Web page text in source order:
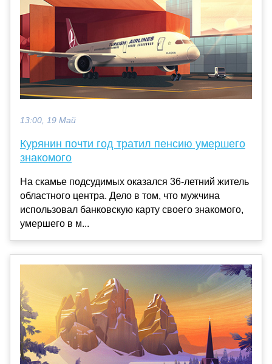
13:00, 19 Май
Курянин почти год тратил пенсию умершего
знакомого
На скамье подсудимых оказался 36-летний житель
областного центра. Дело в том, что мужчина
использовал банковскую карту своего знакомого,
умершего в м...